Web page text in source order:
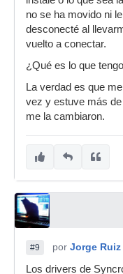
no se ha movido ni
desconecté al
vuelto a conectar.
¿Qué es lo que
La verdad es que
vez y estuve más
me la cambiaron.
#9 por Jorge Ruiz
Los drivers de